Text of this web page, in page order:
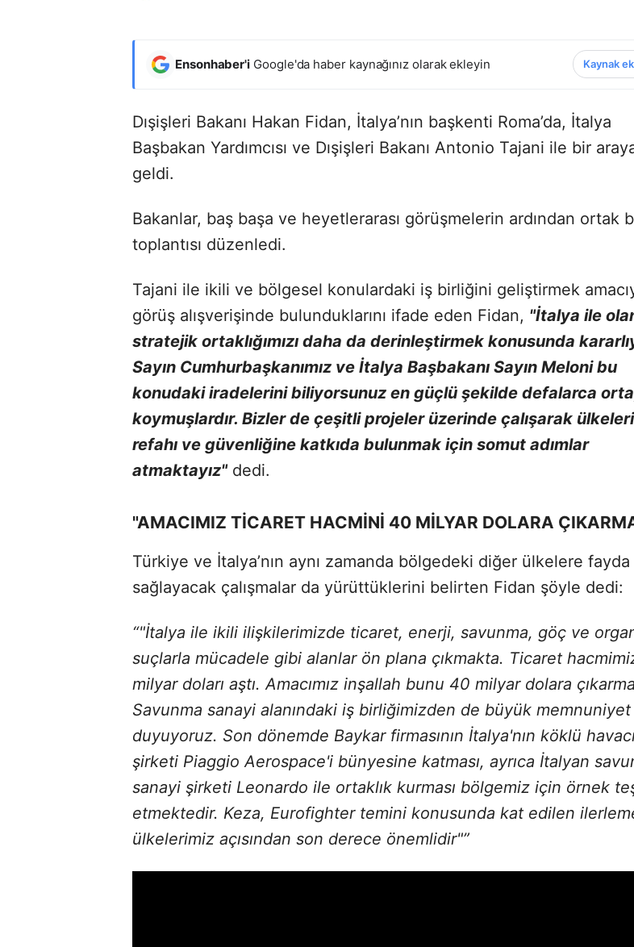
Ensonhaber'i Google'da haber kaynağınız olarak ekleyin Kaynak
Dışişleri Bakanı Hakan Fidan, İtalya’nın başkenti Roma’da, İtalya
Başbakan Yardımcısı ve Dışişleri Bakanı Antonio Tajani ile bir
geldi.
Bakanlar, baş başa ve heyetlerarası görüşmelerin ardından ortak
toplantısı düzenledi.
Tajani ile ikili ve bölgesel konulardaki iş birliğini geliştirmek
görüş alışverişinde bulunduklarını ifade eden Fidan, "İtalya ile
stratejik ortaklığımızı daha da derinleştirmek konusunda
Sayın Cumhurbaşkanımız ve İtalya Başbakanı Sayın Meloni bu
konudaki iradelerini biliyorsunuz en güçlü şekilde defalarca
koymuşlardır. Bizler de çeşitli projeler üzerinde çalışarak
refahı ve güvenliğine katkıda bulunmak için somut adımlar
atmaktayız"dedi.
"AMACIMIZ TİCARET HACMİNİ 40 MİLYAR DOLARA
Türkiye ve İtalya’nın aynı zamanda bölgedeki diğer ülkelere fayda
sağlayacak çalışmalar da yürüttüklerini belirten Fidan şöyle dedi:
“"İtalya ile ikili ilişkilerimizde ticaret, enerji, savunma, göç ve
suçlarla mücadele gibi alanlar ön plana çıkmakta. Ticaret
milyar doları aştı. Amacımız inşallah bunu 40 milyar dolara
Savunma sanayi alanındaki iş birliğimizden de büyük memnuniyet
duyuyoruz. Son dönemde Baykar firmasının İtalya'nın köklü
şirketi Piaggio Aerospace'i bünyesine katması, ayrıca İtalyan
sanayi şirketi Leonardo ile ortaklık kurması bölgemiz için örnek
etmektedir. Keza, Eurofighter temini konusunda kat edilen
ülkelerimiz açısından son derece önemlidir"”